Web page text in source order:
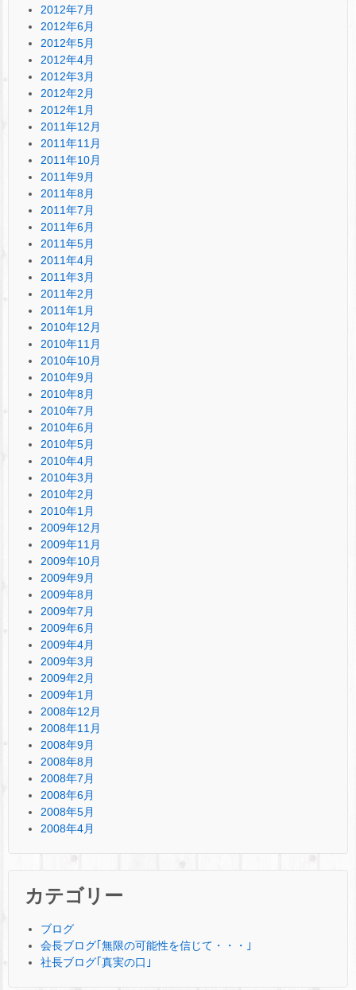
2012年7月
2012年6月
2012年5月
2012年4月
2012年3月
2012年2月
2012年1月
2011年12月
2011年11月
2011年10月
2011年9月
2011年8月
2011年7月
2011年6月
2011年5月
2011年4月
2011年3月
2011年2月
2011年1月
2010年12月
2010年11月
2010年10月
2010年9月
2010年8月
2010年7月
2010年6月
2010年5月
2010年4月
2010年3月
2010年2月
2010年1月
2009年12月
2009年11月
2009年10月
2009年9月
2009年8月
2009年7月
2009年6月
2009年4月
2009年3月
2009年2月
2009年1月
2008年12月
2008年11月
2008年9月
2008年8月
2008年7月
2008年6月
2008年5月
2008年4月
カテゴリー
ブログ
会長ブログ｢無限の可能性を信じて・・・｣
社長ブログ｢真実の口｣